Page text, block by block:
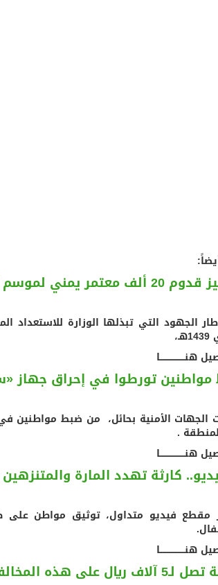
معتمر يمني لموسم العمرة
الجهود التي تبذلها الوزارة للاستعداد
تورطوا في إحراق جهاز
الجهات الأمنية بحائل، من ضبط مواطنين
.
كارثة تهدد المارة
مقطع فيديو متداول، توثيق مواطن على
ريال على هذه المخالفات